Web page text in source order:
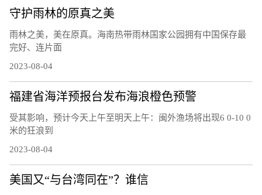
守护雨林的原真之美
雨林之美，美在原真。海南热带雨林国家公园拥有中国保存最
完好、连片面
2023-08-04
福建省海洋预报台发布海浪橙色预警
受其影响，预计今天上午至明天上午：闽外渔场将出现6 0-10 0
米的狂浪到
2023-08-04
美国又“与台湾同在”？谁信